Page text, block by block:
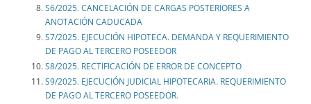
S6/2025. CANCELACIÓN DE CARGAS POSTERIORES A
ANOTACIÓN CADUCADA
S7/2025. EJECUCIÓN HIPOTECA. DEMANDA Y REQUERIMIENTO
DE PAGO AL TERCERO POSEEDOR
S8/2025. RECTIFICACIÓN DE ERROR DE CONCEPTO
S9/2025. EJECUCIÓN JUDICIAL HIPOTECARIA. REQUERIMIENTO
DE PAGO AL TERCERO POSEEDOR.